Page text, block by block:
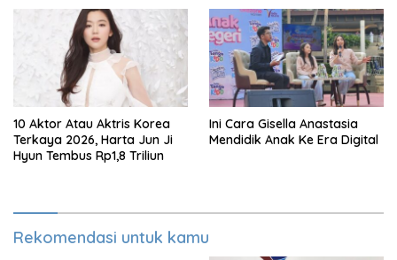
10 Aktor Atau Aktris Korea
Terkaya 2026, Harta Jun Ji
Hyun Tembus Rp1,8 Triliun
Ini Cara Gisella Anastasia
Mendidik Anak Ke Era Digital
Rekomendasi untuk kamu